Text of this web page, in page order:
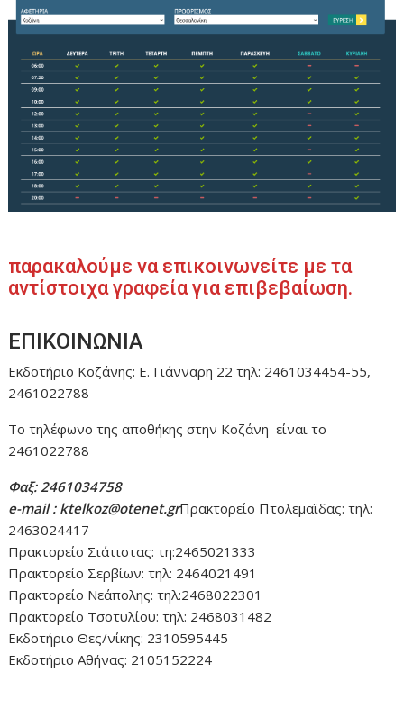
παρακαλούμε να επικοινωνείτε με τα
αντίστοιχα γραφεία για επιβεβαίωση.
ΕΠΙΚΟΙΝΩΝΙΑ
Εκδοτήριο Κοζάνης: Ε. Γιάνναρη 22 τηλ: 2461034454-55,
2461022788
Το τηλέφωνο της αποθήκης στην Κοζάνη είναι το
2461022788
Φαξ: 2461034758
e-mail : ktelkoz@otenet.grΠρακτορείο Πτολεμαϊδας: τηλ:
2463024417
Πρακτορείο Σιάτιστας: τη:2465021333
Πρακτορείο Σερβίων: τηλ: 2464021491
Πρακτορείο Νεάπολης: τηλ:2468022301
Πρακτορείο Τσοτυλίου: τηλ: 2468031482
Εκδοτήριο Θες/νίκης: 2310595445
Εκδοτήριο Αθήνας: 2105152224